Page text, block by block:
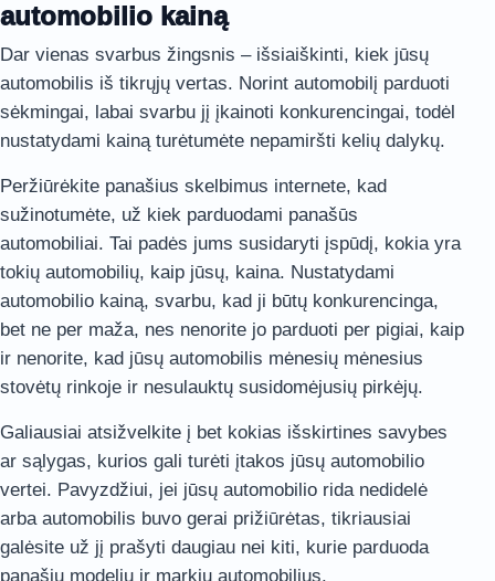
automobilio kainą
Dar vienas svarbus žingsnis – išsiaiškinti, kiek jūsų
automobilis iš tikrųjų vertas. Norint automobilį parduoti
sėkmingai, labai svarbu jį įkainoti konkurencingai, todėl
nustatydami kainą turėtumėte nepamiršti kelių dalykų.
Peržiūrėkite panašius skelbimus internete, kad
sužinotumėte, už kiek parduodami panašūs
automobiliai. Tai padės jums susidaryti įspūdį, kokia yra
tokių automobilių, kaip jūsų, kaina. Nustatydami
automobilio kainą, svarbu, kad ji būtų konkurencinga,
bet ne per maža, nes nenorite jo parduoti per pigiai, kaip
ir nenorite, kad jūsų automobilis mėnesių mėnesius
stovėtų rinkoje ir nesulauktų susidomėjusių pirkėjų.
Galiausiai atsižvelkite į bet kokias išskirtines savybes
ar sąlygas, kurios gali turėti įtakos jūsų automobilio
vertei. Pavyzdžiui, jei jūsų automobilio rida nedidelė
arba automobilis buvo gerai prižiūrėtas, tikriausiai
galėsite už jį prašyti daugiau nei kiti, kurie parduoda
panašių modelių ir markių automobilius.